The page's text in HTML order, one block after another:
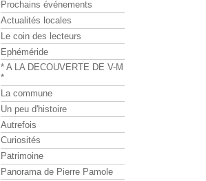
Prochains événements
Actualités locales
Le coin des lecteurs
Ephéméride
* A LA DECOUVERTE DE V-M
*
La commune
Un peu d'histoire
Autrefois
Curiosités
Patrimoine
Panorama de Pierre Pamole